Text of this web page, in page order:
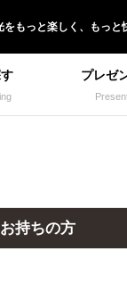
をもっと楽しく、 もっと
プレゼ
持ちの方